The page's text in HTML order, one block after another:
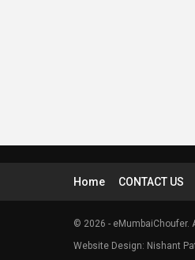
Home CONTACT US
© 2026 - eMumbaiChoufer.
Website Design: Nishant